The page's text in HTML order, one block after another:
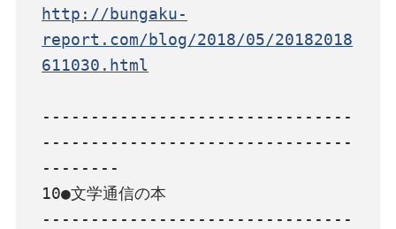
http://bungaku-
report.com/blog/2018/05/20182018
611030.html
--------------------------------
--------------------------------
--------
10●文学通信の本
--------------------------------